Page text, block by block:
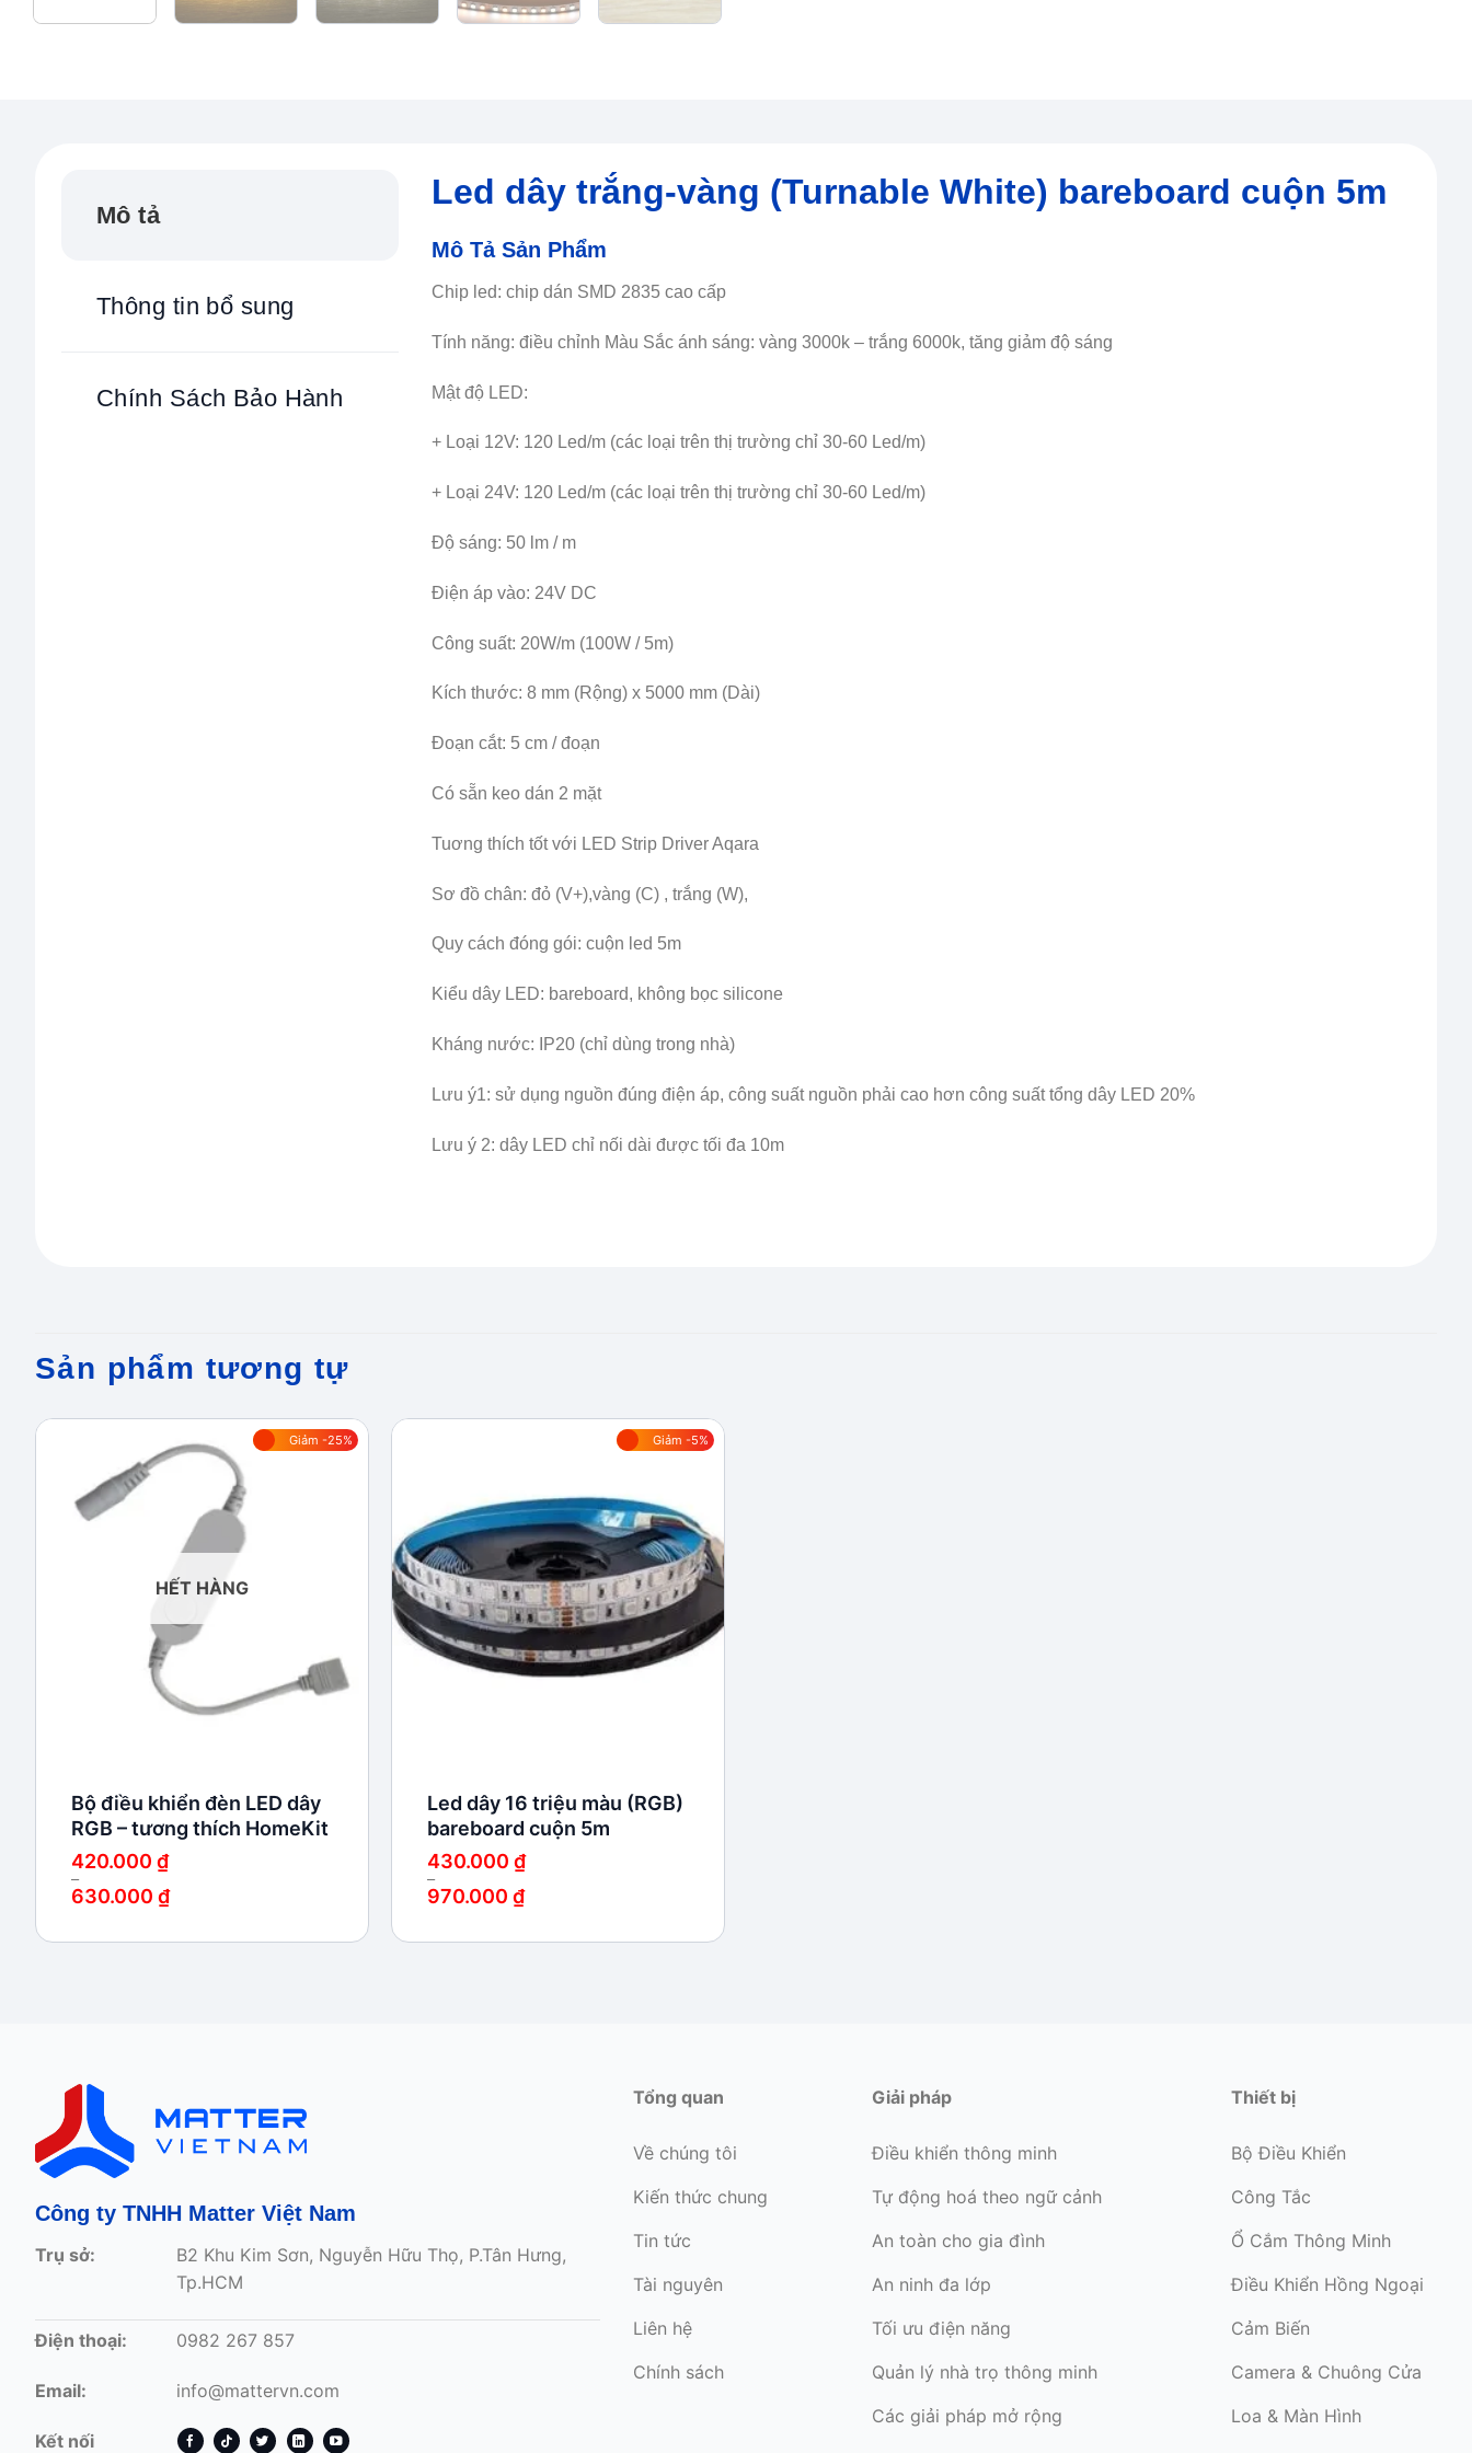
Mô tả
Thông tin bổ sung
Chính Sách Bảo Hành
Led dây trắng-vàng (Turnable White) bareboard cuộn 5m
Mô Tả Sản Phẩm
Chip led: chip dán SMD 2835 cao cấp
Tính năng: điều chỉnh Màu Sắc ánh sáng: vàng 3000k – trắng 6000k, tăng giảm độ sáng
Mật độ LED:
+ Loại 12V: 120 Led/m (các loại trên thị trường chỉ 30-60 Led/m)
+ Loại 24V: 120 Led/m (các loại trên thị trường chỉ 30-60 Led/m)
Độ sáng: 50 lm / m
Điện áp vào: 24V DC
Công suất: 20W/m (100W / 5m)
Kích thước: 8 mm (Rộng) x 5000 mm (Dài)
Đoạn cắt: 5 cm / đoạn
Có sẵn keo dán 2 mặt
Tuơng thích tốt với LED Strip Driver Aqara
Sơ đồ chân: đỏ (V+),vàng (C) , trắng (W),
Quy cách đóng gói: cuộn led 5m
Kiểu dây LED: bareboard, không bọc silicone
Kháng nước: IP20 (chỉ dùng trong nhà)
Lưu ý1: sử dụng nguồn đúng điện áp, công suất nguồn phải cao hơn công suất tổng dây LED 20%
Lưu ý 2: dây LED chỉ nối dài được tối đa 10m
Sản phẩm tương tự
Giảm -25%
HẾT HÀNG
Bộ điều khiển đèn LED dây
RGB – tương thích HomeKit
420.000 ₫
–
630.000 ₫
từ
Giảm -5%
Led dây 16 triệu màu (RGB)
bareboard cuộn 5m
430.000 ₫
–
970.000 ₫
từ
Công ty TNHH Matter Việt Nam
Trụ sở:
B2 Khu Kim Sơn, Nguyễn Hữu Thọ, P.Tân Hưng,
Tp.HCM
Điện thoại: 0982 267 857
Email: info@mattervn.com
Kết nối
Tổng quan
Về chúng tôi
Kiến thức chung
Tin tức
Tài nguyên
Liên hệ
Chính sách
Giải pháp
Điều khiển thông minh
Tự động hoá theo ngữ cảnh
An toàn cho gia đình
An ninh đa lớp
Tối ưu điện năng
Quản lý nhà trọ thông minh
Các giải pháp mở rộng
Thiết bị
Bộ Điều Khiển
Công Tắc
Ổ Cắm Thông Minh
Điều Khiển Hồng Ngoại
Cảm Biến
Camera & Chuông Cửa
Loa & Màn Hình